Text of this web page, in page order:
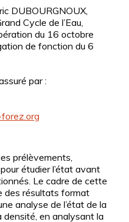
DUBOURGNOUX,
Cycle de l’Eau,
du 16 octobre
de fonction du 6
par :
prélèvements,
étudier l’état avant
Le cadre de cette
des résultats format
analyse de l’état de la
densité, en analysant la